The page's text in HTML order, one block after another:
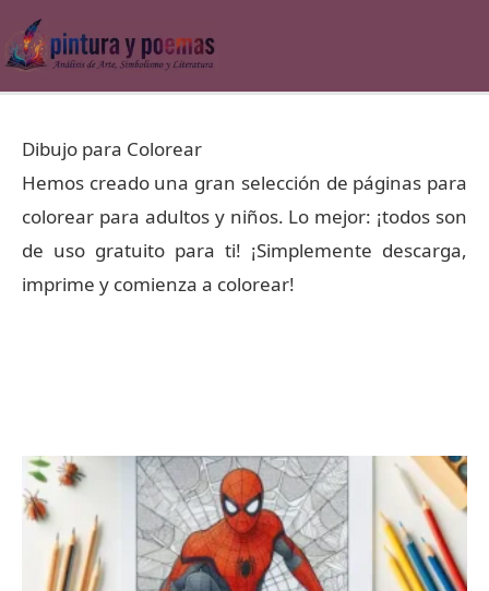
al
Dibujo para Colorear
Hemos creado una gran selección de páginas para
colorear para adultos y niños. Lo mejor: ¡todos son
de uso gratuito para ti! ¡Simplemente descarga,
imprime y comienza a colorear!